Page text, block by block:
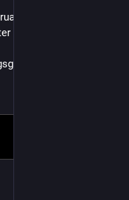
den
ohne
ab